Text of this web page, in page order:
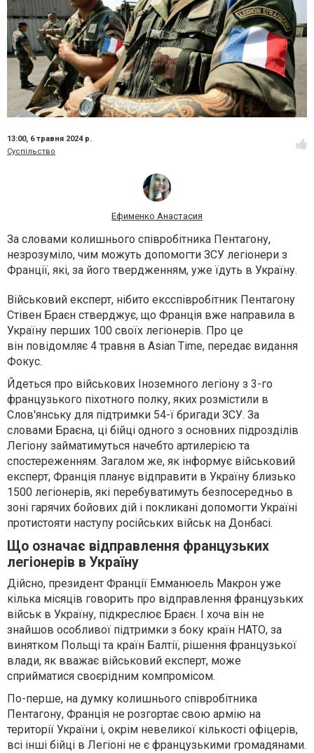
13:00, 6 травня 2024 р.
Суспільство
Ефименко Анастасия
За словами колишнього співробітника Пентагону,
незрозуміло, чим можуть допомогти ЗСУ легіонери з
Франції, які, за його твердженням, уже їдуть в Україну.
Військовий експерт, нібито ексспівробітник Пентагону
Стівен Браєн стверджує, що Франція вже направила в
Україну перших 100 своїх легіонерів. Про це
він повідомляє 4 травня в Asian Time, передає видання
Фокус.
Йдеться про військових Іноземного легіону з 3-го
французького піхотного полку, яких розмістили в
Слов'янську для підтримки 54-ї бригади ЗСУ. За
словами Браєна, ці бійці одного з основних підрозділів
Легіону займатимуться начебто артилерією та
спостереженням. Загалом же, як інформує військовий
експерт, Франція планує відправити в Україну близько
1500 легіонерів, які перебуватимуть безпосередньо в
зоні гарячих бойових дій і покликані допомогти Україні
протистояти наступу російських військ на Донбасі.
Що означає відправлення французьких
легіонерів в Україну
Дійсно, президент Франції Емманюель Макрон уже
кілька місяців говорить про відправлення французьких
військ в Україну, підкреслює Браєн. І хоча він не
знайшов особливої підтримки з боку країн НАТО, за
винятком Польщі та країн Балтії, рішення французької
влади, як вважає військовий експерт, може
сприйматися своєрідним компромісом.
По-перше, на думку колишнього співробітника
Пентагону, Франція не розгортає свою армію на
території України і, окрім невеликої кількості офіцерів,
всі інші бійці в Легіоні не є французькими громадянами.